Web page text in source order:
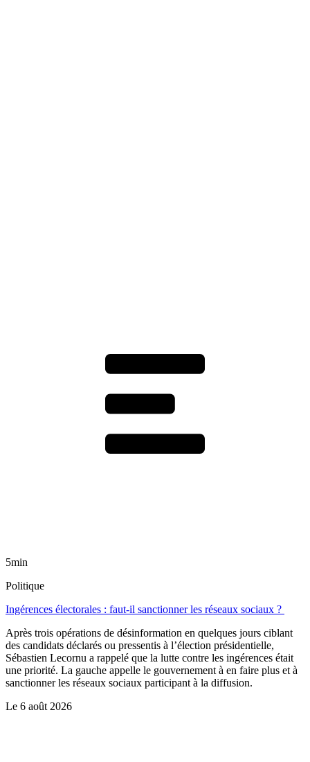
5min
Politique
Ingérences électorales : faut-il sanctionner les réseaux sociaux ?
Après trois opérations de désinformation en quelques jours ciblant
des candidats déclarés ou pressentis à l’élection présidentielle,
Sébastien Lecornu a rappelé que la lutte contre les ingérences était
une priorité. La gauche appelle le gouvernement à en faire plus et à
sanctionner les réseaux sociaux participant à la diffusion.
Le 6 août 2026